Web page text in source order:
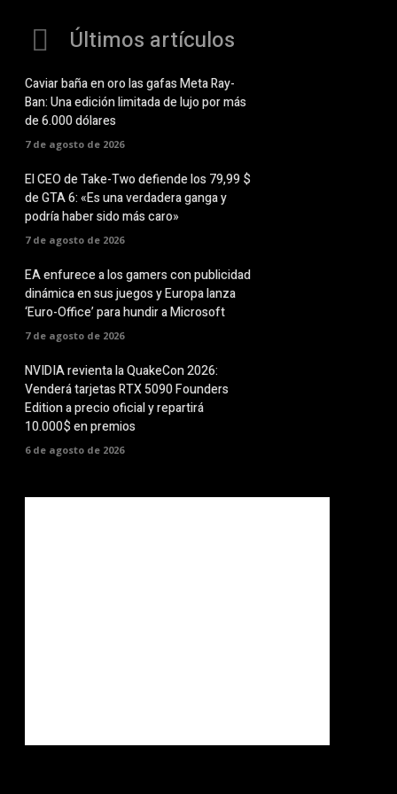
Últimos artículos
Caviar baña en oro las gafas Meta Ray-
Ban: Una edición limitada de lujo por más
de 6.000 dólares
7 de agosto de 2026
El CEO de Take-Two defiende los 79,99 $
de GTA 6: «Es una verdadera ganga y
podría haber sido más caro»
7 de agosto de 2026
EA enfurece a los gamers con publicidad
dinámica en sus juegos y Europa lanza
‘Euro-Office’ para hundir a Microsoft
7 de agosto de 2026
NVIDIA revienta la QuakeCon 2026:
Venderá tarjetas RTX 5090 Founders
Edition a precio oficial y repartirá
10.000$ en premios
6 de agosto de 2026